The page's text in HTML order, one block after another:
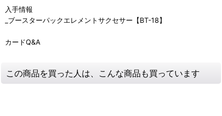
入手情報
_ブースターパックエレメントサクセサー【BT-18】
カードQ&A
この商品を買った人は、こんな商品も買っています